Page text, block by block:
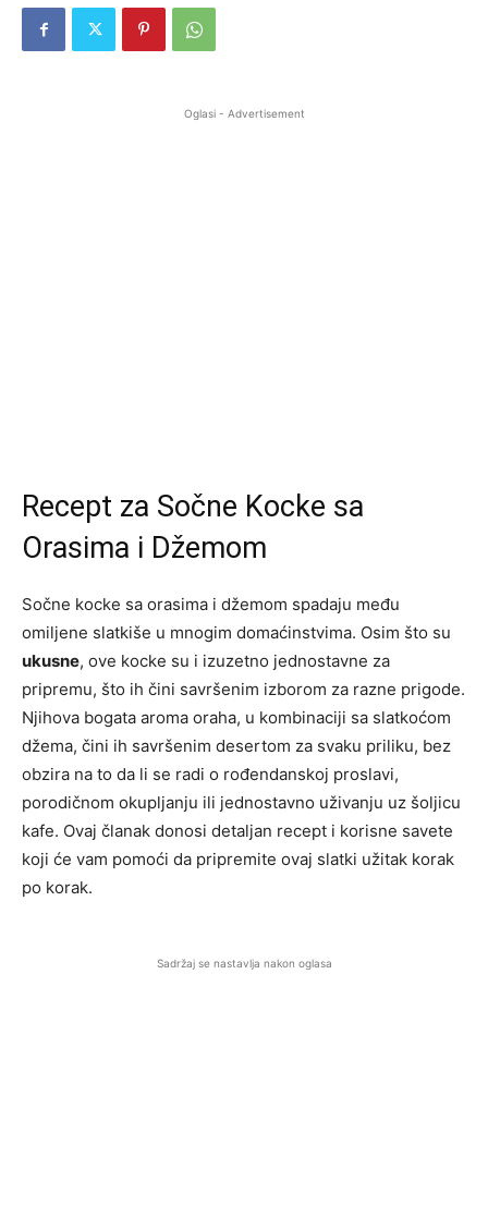
Oglasi - Advertisement
Recept za Sočne Kocke sa
Orasima i Džemom
Sočne kocke sa orasima i džemom spadaju među
omiljene slatkiše u mnogim domaćinstvima. Osim što su
ukusne, ove kocke su i izuzetno jednostavne za
pripremu, što ih čini savršenim izborom za razne prigode.
Njihova bogata aroma oraha, u kombinaciji sa slatkoćom
džema, čini ih savršenim desertom za svaku priliku, bez
obzira na to da li se radi o rođendanskoj proslavi,
porodičnom okupljanju ili jednostavno uživanju uz šoljicu
kafe. Ovaj članak donosi detaljan recept i korisne savete
koji će vam pomoći da pripremite ovaj slatki užitak korak
po korak.
Sadržaj se nastavlja nakon oglasa